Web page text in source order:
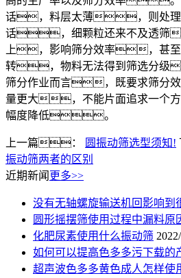
话，料层太薄，则处理
话，细颗粒还来不及透筛
上，影响筛分效率，甚至
转，物料无法得到筛选分
筛分作业而言，既要求筛分
量更大，不能片面追求一个
幅度降低。
上一篇： 圆振动筛选型须知!
振动筛两者的区别
近期新闻 更多>>
没有无轴螺旋输送机回影响到
圆形摇摆筛使用过程中漏料原
化肥尿素使用什么振动筛
如何可以提高色多多污下载的
超声波色多多黄色成人怎样使